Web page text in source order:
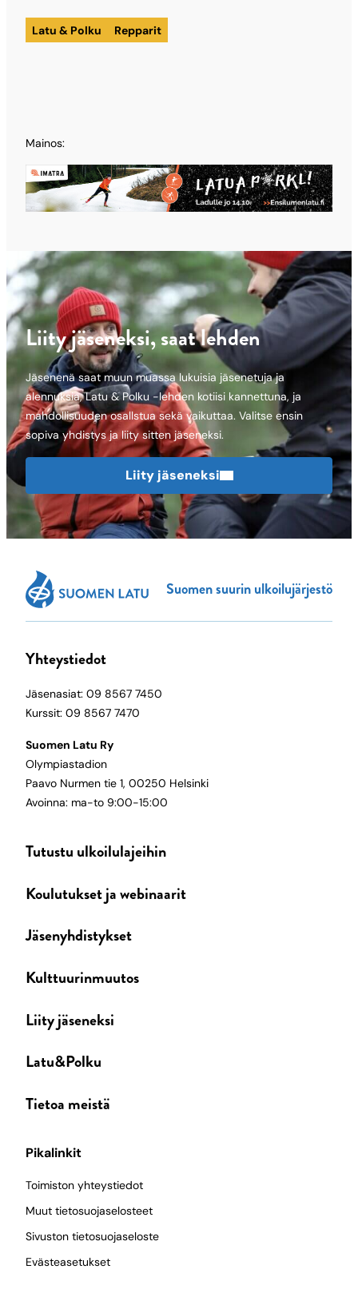
Latu & Polku Repparit
Mainos:
Liity jäseneksi, saat lehden
Jäsenenä saat muun muassa lukuisia jäsenetuja ja
alennuksia, Latu & Polku -lehden kotiisi kannettuna, ja
mahdollisuuden osallstua sekä vaikuttaa. Valitse ensin
sopiva yhdistys ja liity sitten jäseneksi.
Liity jäseneksi
Suomen suurin ulkoilujärjestö
Yhteystiedot
Jäsenasiat: 09 8567 7450
Kurssit: 09 8567 7470
Suomen Latu Ry
Olympiastadion
Paavo Nurmen tie 1, 00250 Helsinki
Avoinna: ma-to 9:00-15:00
Tutustu ulkoilulajeihin
Koulutukset ja webinaarit
Jäsenyhdistykset
Kulttuurinmuutos
Liity jäseneksi
Latu&Polku
Tietoa meistä
Pikalinkit
Toimiston yhteystiedot
Muut tietosuojaselosteet
Sivuston tietosuojaseloste
Evästeasetukset